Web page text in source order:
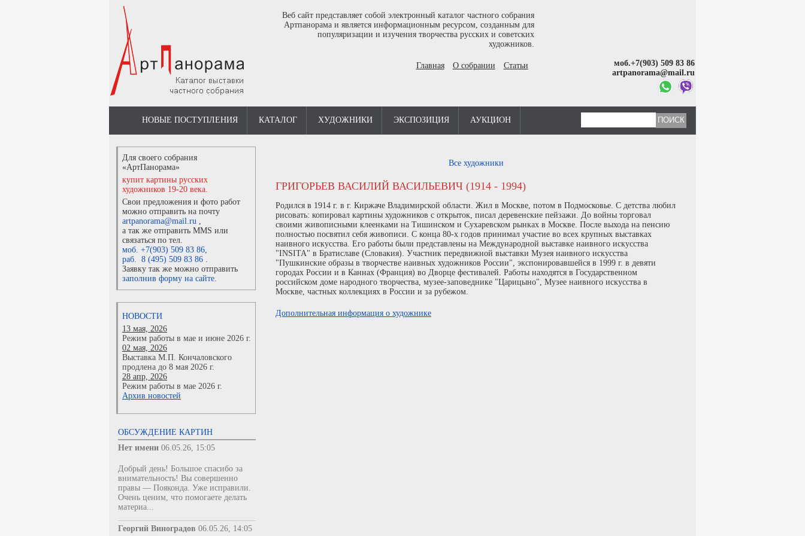
Веб сайт представляет собой электронный каталог частного собрания
Артпанорама и является информационным ресурсом, созданным для
популяризации и изучения творчества русских и советских
художников.
Главная О собрании Статьи
моб.+7(903) 509 83 86
artpanorama@mail.ru
НОВЫЕ ПОСТУПЛЕНИЯ КАТАЛОГ ХУДОЖНИКИ ЭКСПОЗИЦИЯ АУКЦИОН
Для своего собрания
«АртПанорама»
купит картины русских
художников 19-20 века.
Свои предложения и фото работ
можно отправить на почту
artpanorama@mail.ru ,
а так же отправить MMS или
связаться по тел.
моб. +7(903) 509 83 86,
раб. 8 (495) 509 83 86 .
Заявку так же можно отправить
заполнив форму на сайте.
НОВОСТИ
13 мая, 2026
Режим работы в мае и июне 2026 г.
02 мая, 2026
Выставка М.П. Кончаловского
продлена до 8 мая 2026 г.
28 апр, 2026
Режим работы в мае 2026 г.
Архив новостей
ОБСУЖДЕНИЕ КАРТИН
Нет имени 06.05.26, 15:05
Добрый день! Большое спасибо за
внимательность! Вы совершенно
правы — Пояконда. Уже исправили.
Очень ценим, что помогаете делать
материа...
Георгий Виноградов 06.05.26, 14:05
Все художники
ГРИГОРЬЕВ ВАСИЛИЙ ВАСИЛЬЕВИЧ (1914 - 1994)
Родился в 1914 г. в г. Киржаче Владимирской области. Жил в Москве, потом в Подмосковье. С детства любил
рисовать: копировал картины художников с открыток, писал деревенские пейзажи. До войны торговал
своими живописными клеенками на Тишинском и Сухаревском рынках в Москве. После выхода на пенсию
полностью посвятил себя живописи. С конца 80-х годов принимал участие во всех крупных выставках
наивного искусства. Его работы были представлены на Международной выставке наивного искусства
"INSITA" в Братиславе (Словакия). Участник передвижной выставки Музея наивного искусства
"Пушкинские образы в творчестве наивных художников России", экспонировавшейся в 1999 г. в девяти
городах России и в Каннах (Франция) во Дворце фестивалей. Работы находятся в Государственном
российском доме народного творчества, музее-заповеднике "Царицыно", Музее наивного искусства в
Москве, частных коллекциях в России и за рубежом.
Дополнительная информация о художнике